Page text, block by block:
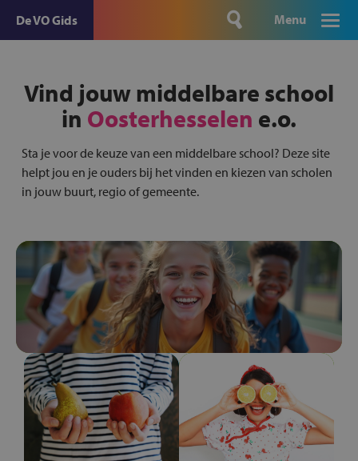
De VO Gids Menu
Vind jouw middelbare school
in Oosterhesselen e.o.
Sta je voor de keuze van een middelbare school? Deze site
helpt jou en je ouders bij het vinden en kiezen van scholen
in jouw buurt, regio of gemeente.